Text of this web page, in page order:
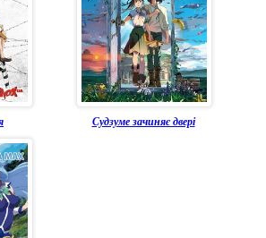
Судзуме зачиняє двері